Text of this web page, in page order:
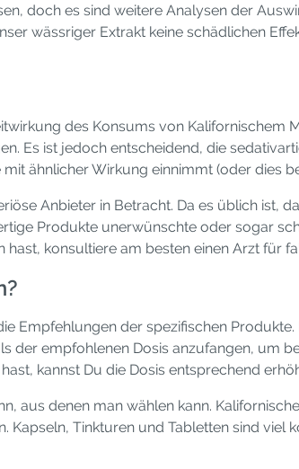
doch es sind weitere Analysen der
wässriger Extrakt keine schädlichen
des Konsums von Kalifornischem
Es ist jedoch entscheidend, die
ähnlicher Wirkung einnimmt (oder dies
Anbieter in Betracht. Da es üblich ist,
Produkte unerwünschte oder sogar
konsultiere am besten einen Arzt für
Empfehlungen der spezifischen Produkte.
der empfohlenen Dosis anzufangen, um
kannst Du die Dosis entsprechend
aus denen man wählen kann.
Tinkturen und Tabletten sind viel